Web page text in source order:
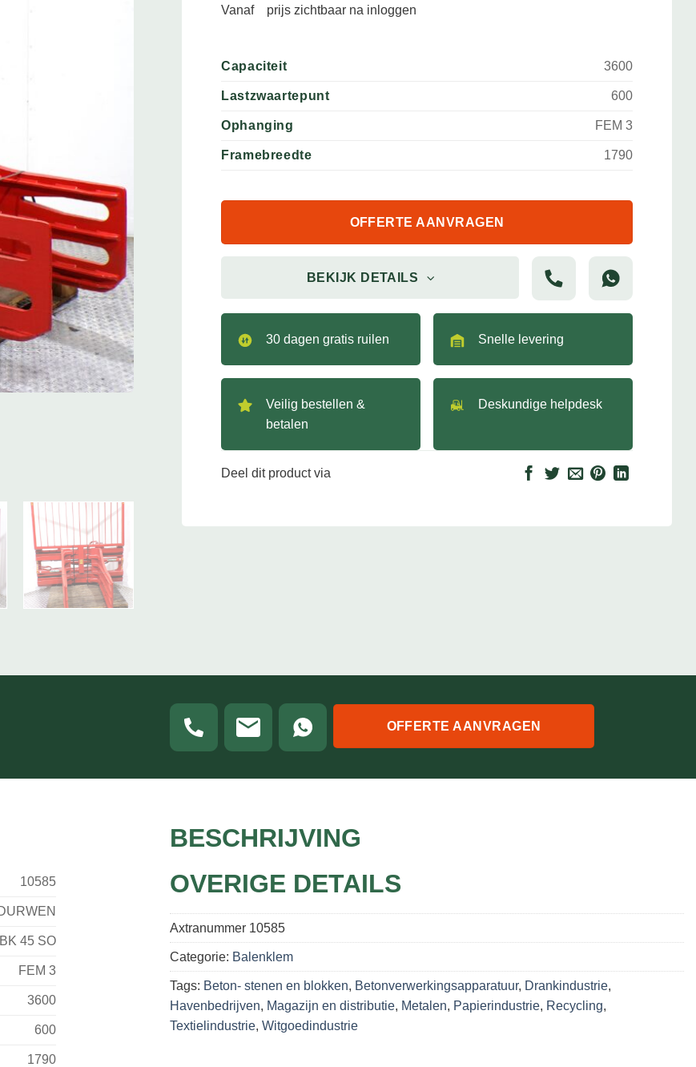
Vanaf prijs zichtbaar na inloggen
Capaciteit 3600
Lastzwaartepunt 600
Ophanging FEM 3
Framebreedte 1790
OFFERTE AANVRAGEN
BEKIJK DETAILS
30 dagen gratis ruilen Snelle levering
Veilig bestellen &
betalen
Deskundige helpdesk
Deel dit product via
OFFERTE AANVRAGEN
10585
45 SO
FEM 3
3600
600
1790
BESCHRIJVING
OVERIGE DETAILS
Axtranummer 10585
Categorie: Balenklem
Tags: Beton- stenen en blokken, Betonverwerkingsapparatuur, Drankindustrie,
Havenbedrijven, Magazijn en distributie, Metalen, Papierindustrie, Recycling,
Textielindustrie, Witgoedindustrie